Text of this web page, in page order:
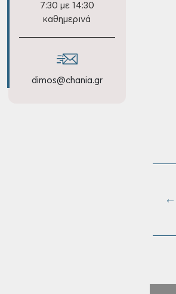
7:30 με 14:30
καθημερινά
dimos@chania.gr
←